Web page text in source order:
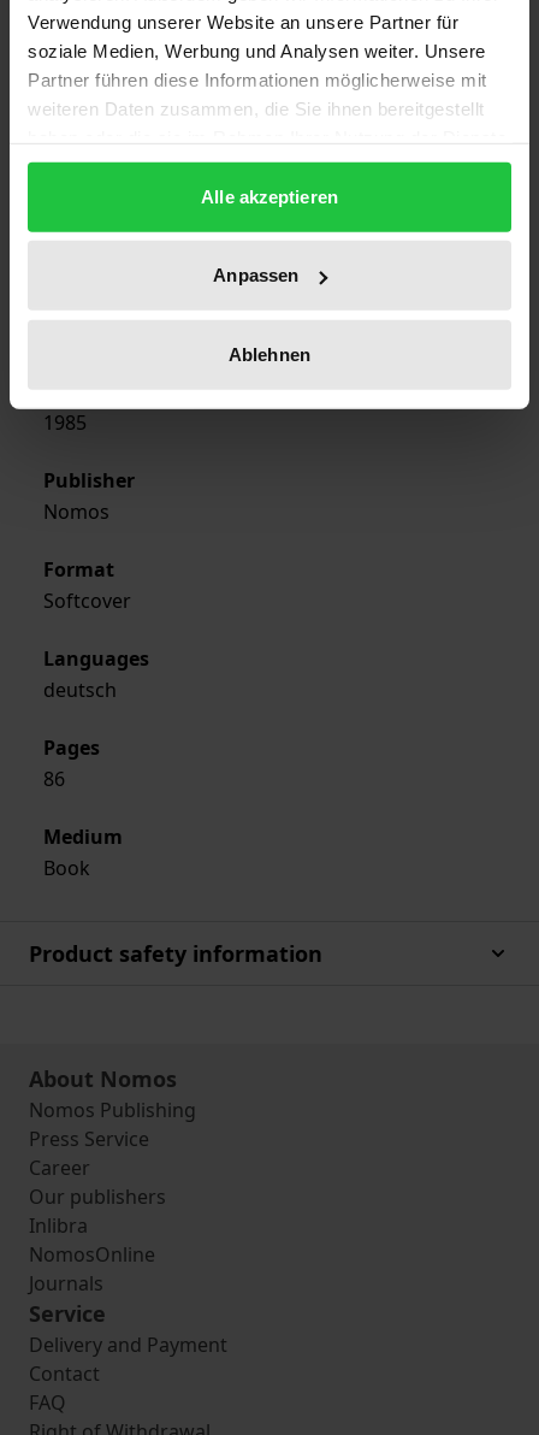
Verwendung unserer Website an unsere Partner für
soziale Medien, Werbung und Analysen weiter. Unsere
Partner führen diese Informationen möglicherweise mit
weiteren Daten zusammen, die Sie ihnen bereitgestellt
gesammelt haben.
Alle akzeptieren
Anpassen
Ablehnen
ISBN
978-3-7890-1091-0
Die Rekrutierung der internationalen
Bediensteten/Die Beziehungen zwischen den
internationalen Organisationen und den
nationalen Verwaltungen
Year of Publication
1985
Publisher
Nomos
Format
Softcover
Languages
deutsch
Pages
86
Medium
Book
Product safety information
About Nomos
Nomos Publishing
Press Service
Career
Our publishers
Inlibra
NomosOnline
Journals
Service
Delivery and Payment
Contact
FAQ